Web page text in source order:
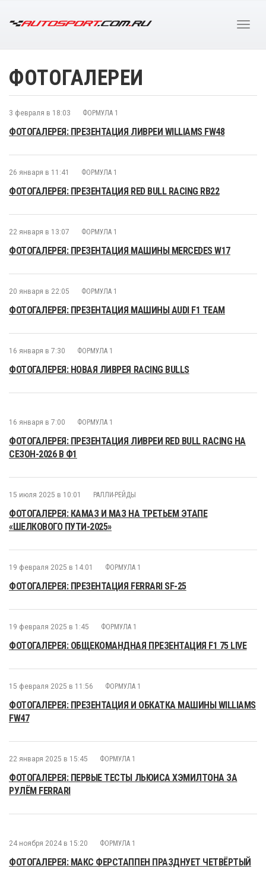
ФОТОГАЛЕРЕИ
3 февраля в 18:03 ФОРМУЛА 1
ФОТОГАЛЕРЕЯ: ПРЕЗЕНТАЦИЯ ЛИВРЕИ WILLIAMS FW48
26 января в 11:41 ФОРМУЛА 1
ФОТОГАЛЕРЕЯ: ПРЕЗЕНТАЦИЯ RED BULL RACING RB22
22 января в 13:07 ФОРМУЛА 1
ФОТОГАЛЕРЕЯ: ПРЕЗЕНТАЦИЯ МАШИНЫ MERCEDES W17
20 января в 22:05 ФОРМУЛА 1
ФОТОГАЛЕРЕЯ: ПРЕЗЕНТАЦИЯ МАШИНЫ AUDI F1 TEAM
16 января в 7:30 ФОРМУЛА 1
ФОТОГАЛЕРЕЯ: НОВАЯ ЛИВРЕЯ RACING BULLS
16 января в 7:00 ФОРМУЛА 1
ФОТОГАЛЕРЕЯ: ПРЕЗЕНТАЦИЯ ЛИВРЕИ RED BULL RACING НА
СЕЗОН-2026 В Ф1
15 июля 2025 в 10:01 РАЛЛИ-РЕЙДЫ
ФОТОГАЛЕРЕЯ: КАМАЗ И МАЗ НА ТРЕТЬЕМ ЭТАПЕ
«ШЕЛКОВОГО ПУТИ-2025»
19 февраля 2025 в 14:01 ФОРМУЛА 1
ФОТОГАЛЕРЕЯ: ПРЕЗЕНТАЦИЯ FERRARI SF-25
19 февраля 2025 в 1:45 ФОРМУЛА 1
ФОТОГАЛЕРЕЯ: ОБЩЕКОМАНДНАЯ ПРЕЗЕНТАЦИЯ F1 75 LIVE
15 февраля 2025 в 11:56 ФОРМУЛА 1
ФОТОГАЛЕРЕЯ: ПРЕЗЕНТАЦИЯ И ОБКАТКА МАШИНЫ WILLIAMS
FW47
22 января 2025 в 15:45 ФОРМУЛА 1
ФОТОГАЛЕРЕЯ: ПЕРВЫЕ ТЕСТЫ ЛЬЮИСА ХЭМИЛТОНА ЗА
РУЛЁМ FERRARI
24 ноября 2024 в 15:20 ФОРМУЛА 1
ФОТОГАЛЕРЕЯ: МАКС ФЕРСТАППЕН ПРАЗДНУЕТ ЧЕТВЁРТЫЙ